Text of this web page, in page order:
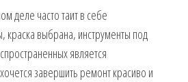
деле часто таит в себе
выбрана, инструменты под
является
завершить ремонт красиво и